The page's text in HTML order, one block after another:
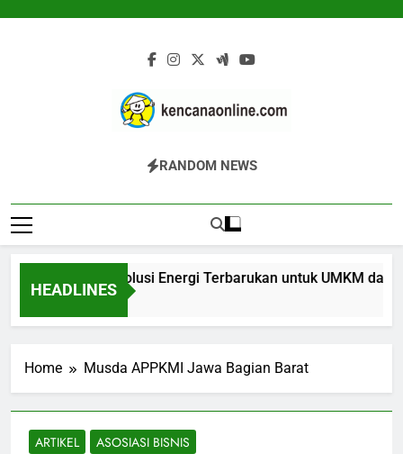
Kencana Online
Jasa Pengelolaan Sampah Kawasan
Dan Industri
RANDOM NEWS
HEADLINES
Biomassa: Solusi Energi Terbarukan untuk UMKM dan
Home Musda APPKMI Jawa Bagian Barat
ARTIKEL ASOSIASI BISNIS